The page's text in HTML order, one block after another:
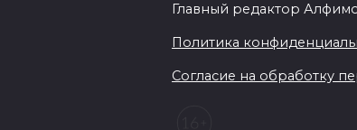
Главный редактор
Политика
Согласие на обработку